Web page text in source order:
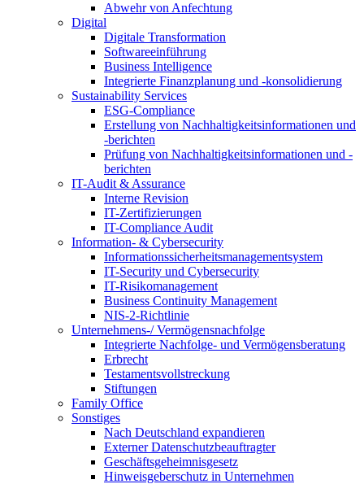
Abwehr von Anfechtung
Digital
Digitale Transformation
Softwareeinführung
Business Intelligence
Integrierte Finanzplanung und -konsolidierung
Sustainability Services
ESG-Compliance
Erstellung von Nachhaltigkeitsinformationen und
-berichten
Prüfung von Nachhaltigkeitsinformationen und -
berichten
IT-Audit & Assurance
Interne Revision
IT-Zertifizierungen
IT-Compliance Audit
Information- & Cybersecurity
Informationssicherheitsmanagementsystem
IT-Security und Cybersecurity
IT-Risikomanagement
Business Continuity Management
NIS-2-Richtlinie
Unternehmens-/Vermögensnachfolge
Integrierte Nachfolge- und Vermögensberatung
Erbrecht
Testamentsvollstreckung
Stiftungen
Family Office
Sonstiges
Nach Deutschland expandieren
Externer Datenschutzbeauftragter
Geschäftsgeheimnisgesetz
Hinweisgeberschutz in Unternehmen